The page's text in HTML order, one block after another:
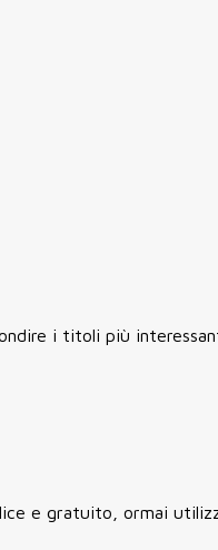
i titoli più
e gratuito, ormai